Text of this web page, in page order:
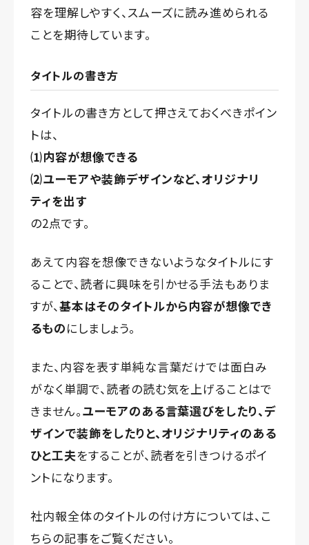
容を理解しやすく、スムーズに読み進められる
ことを期待しています。
タイトルの書き方
タイトルの書き方として押さえておくべきポイン
トは、
⑴内容が想像できる
⑵ユーモアや装飾デザインなど、オリジナリ
ティを出す
の2点です。
あえて内容を想像できないようなタイトルにす
ることで、読者に興味を引かせる手法もありま
すが、基本はそのタイトルから内容が想像でき
るものにしましょう。
また、内容を表す単純な言葉だけでは面白み
がなく単調で、読者の読む気を上げることはで
きません。ユーモアのある言葉選びをしたり、デ
ザインで装飾をしたりと、オリジナリティのある
ひと工夫をすることが、読者を引きつけるポイ
ントになります。
社内報全体のタイトルの付け方については、こ
ちらの記事をご覧ください。